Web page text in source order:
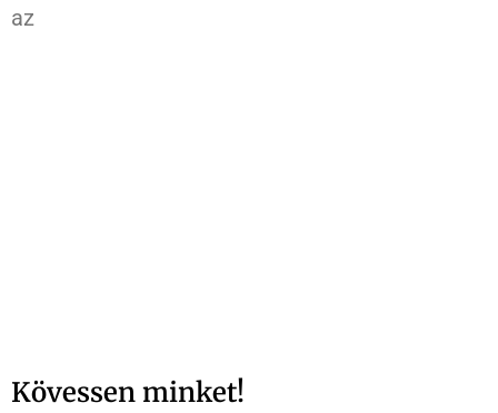
az
Kövessen minket!